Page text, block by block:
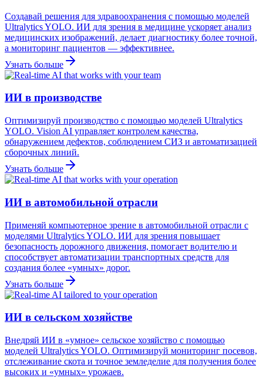
Создавай решения для здравоохранения с помощью моделей
Ultralytics YOLO. ИИ для зрения в медицине ускоряет анализ
медицинских изображений, делает диагностику более точной,
а мониторинг пациентов — эффективнее.
Узнать больше
ИИ в производстве
Оптимизируй производство с помощью моделей Ultralytics
YOLO. Vision AI управляет контролем качества,
обнаружением дефектов, соблюдением СИЗ и автоматизацией
сборочных линий.
Узнать больше
ИИ в автомобильной отрасли
Применяй компьютерное зрение в автомобильной отрасли с
моделями Ultralytics YOLO. ИИ для зрения повышает
безопасность дорожного движения, помогает водителю и
способствует автоматизации транспортных средств для
создания более «умных» дорог.
Узнать больше
ИИ в сельском хозяйстве
Внедряй ИИ в «умное» сельское хозяйство с помощью
моделей Ultralytics YOLO. Оптимизируй мониторинг посевов,
отслеживание скота и точное земледелие для получения более
высоких и «умных» урожаев.